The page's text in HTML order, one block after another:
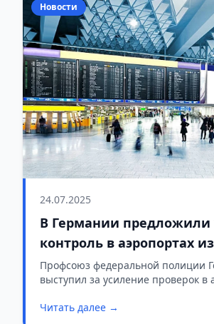
Новости
24.07.2025
В Германии предложили
контроль в аэропортах
наплыва нелегальных
Профсоюз федеральной полиции
выступил за усиление проверок в
Об этом сообщает ТАСС со ссылкой
Читать далее →